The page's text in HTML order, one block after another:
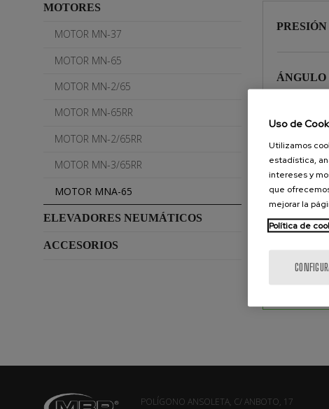
ÁNGULO
MÁXIMA
MOTORES
MOTOR MN-37
MOTOR MN-65
MOTOR MN-2/65
MOTOR MN-65RR
MOTOR MN-2/65RR
MOTOR MN-3/65RR
MOTOR MNA-65
ELEVADORES NEUMÁTICOS
ACCESORIOS
POLÍGONO ANSOLETA, C/ ANBOTO, 17
Uso de
Utilizamos
estadística,
intereses y
que
mejorar la
Política de